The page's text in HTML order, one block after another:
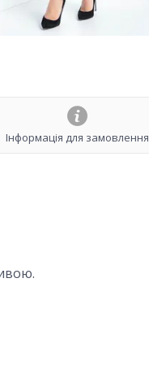
Інформація для замовлення